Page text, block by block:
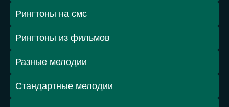
Рингтоны на смс
Рингтоны из фильмов
Разные мелодии
Стандартные мелодии